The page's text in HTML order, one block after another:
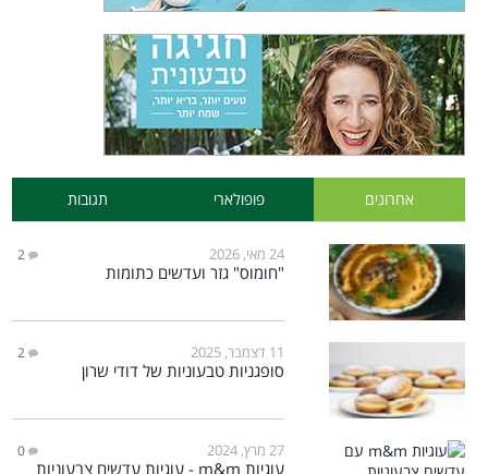
אחרונים פופולארי תגובות
24 מאי, 2026 2
"חומוס" גזר ועדשים כתומות
11 דצמבר, 2025 2
סופגניות טבעוניות של דודי שרון
27 מרץ, 2024 0
עוגיות m&m - עוגיות עדשים צבעוניות